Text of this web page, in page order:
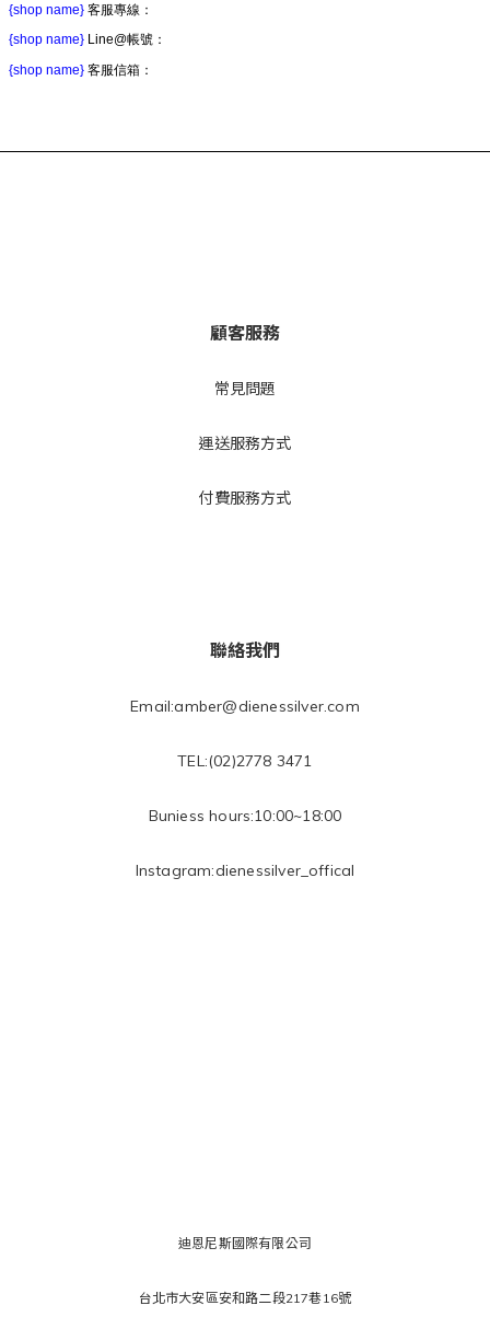
{shop name} 客服專線：
{shop name} Line@帳號：
{shop name} 客服信箱：
顧客服務
常見問題
運送服務方式
付費服務方式
聯絡我們
Email:amber@dienessilver.com
TEL:(02)2778 3471
Buniess hours:10:00~18:00
Instagram:dienessilver_offical
迪恩尼斯國際有限公司
台北市大安區安和路二段217巷16號